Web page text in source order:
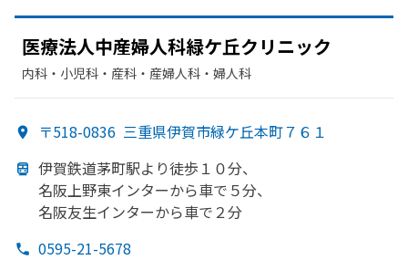
医療法人中産婦人科緑ケ丘クリニック
内科・​小児科・​産科・​産婦人科・​婦人科
〒518-0836 三重県伊賀市緑ケ丘本町７６１
伊賀鉄道茅町駅より徒歩１０分、
名阪上野東インターから車で ５分、
名阪友生インターから車で ２分
0595-21-5678